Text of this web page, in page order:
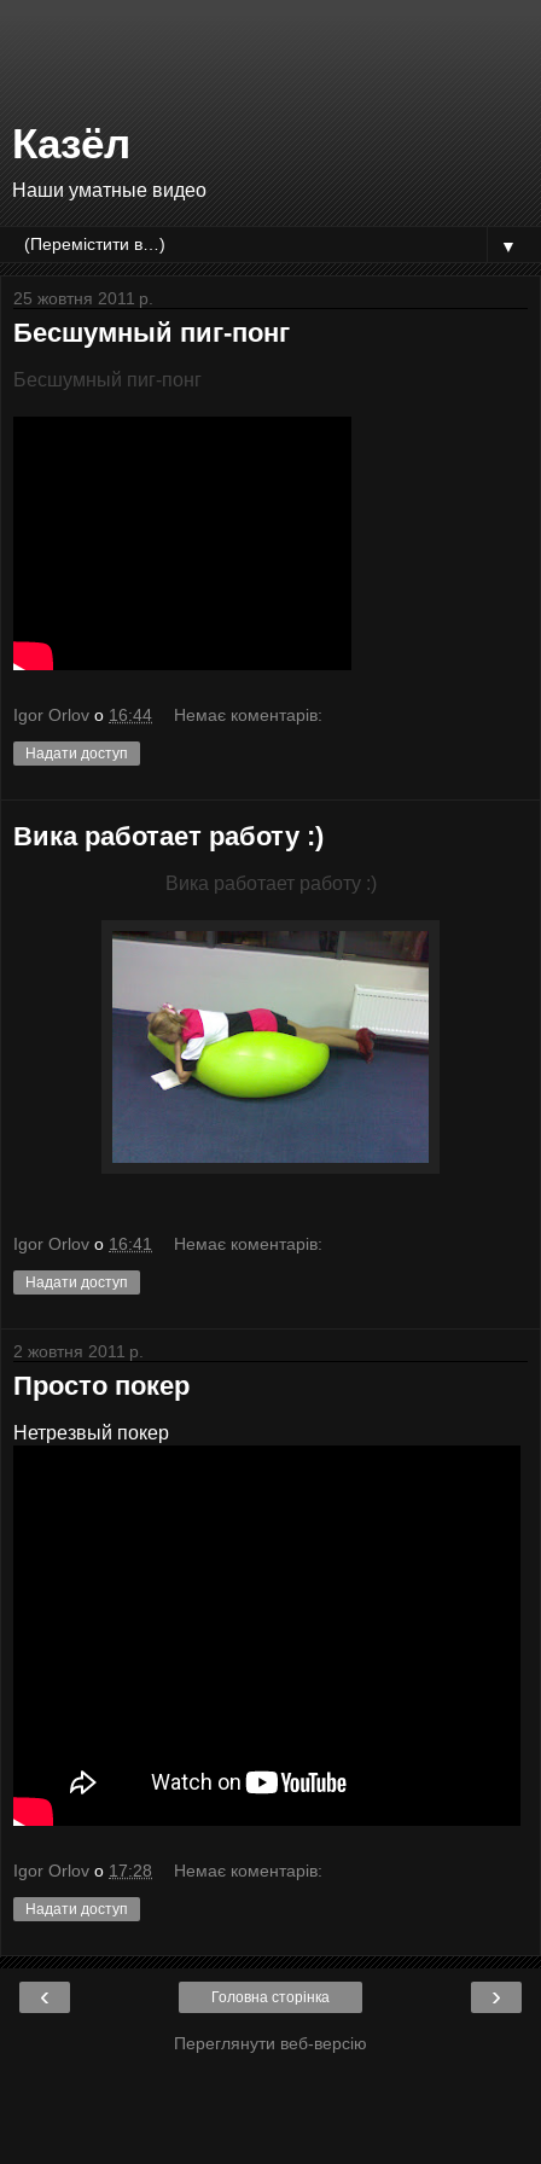
Казёл
Наши уматные видео
▼
25 жовтня 2011 р.
Бесшумный пиг-понг
Бесшумный пиг-понг
Igor Orlov о 16:44 Немає коментарів:
Надати доступ
Вика работает работу :)
Вика работает работу :)
Igor Orlov о 16:41 Немає коментарів:
Надати доступ
2 жовтня 2011 р.
Просто покер
Нетрезвый покер
Igor Orlov о 17:28 Немає коментарів:
Надати доступ
‹ ›
Головна сторінка
Переглянути веб-версію